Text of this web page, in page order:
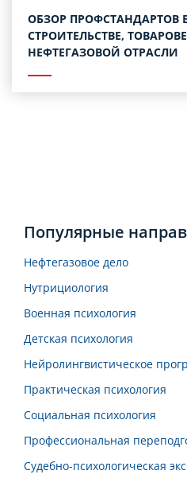
ОБЗОР ПРОФСТАНДАРТОВ
СТРОИТЕЛЬСТВЕ,
НЕФТЕГАЗОВОЙ ОТРАСЛИ
Популярные
Нефтегазовое дело
Нутрициология
Военная психология
Детская психология
Нейролингвистическое
Практическая психология
Социальная психология
Профессиональная
Судебно-психологическая